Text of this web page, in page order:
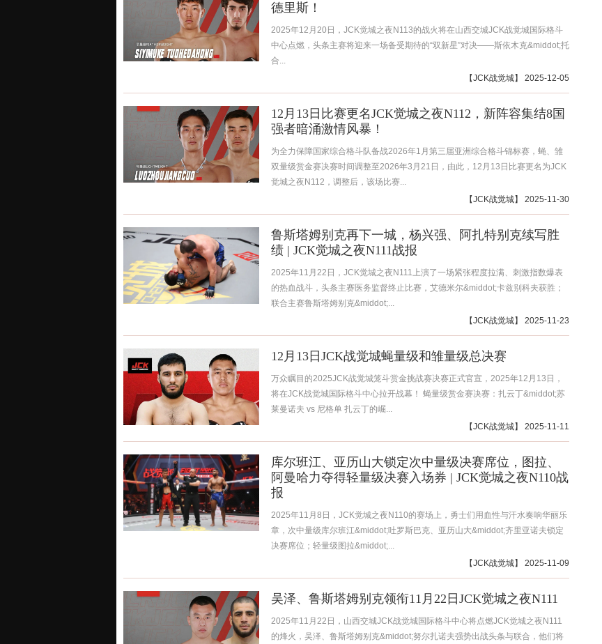
德里斯！
2025年12月20日，JCK觉城之夜N113的战火将在山西交城JCK战觉城国际格斗
中心点燃，头条主赛将迎来一场备受期待的“双新星”对决——斯依木克&middot;托
合...
【JCK战觉城】 2025-12-05
12月13日比赛更名JCK觉城之夜N112，新阵容集结8国
强者暗涌激情风暴！
为全力保障国家综合格斗队备战2026年1月第三届亚洲综合格斗锦标赛，蝇、雏
双量级赏金赛决赛时间调整至2026年3月21日，由此，12月13日比赛更名为JCK
觉城之夜N112，调整后，该场比赛...
【JCK战觉城】 2025-11-30
鲁斯塔姆别克再下一城，杨兴强、阿扎特别克续写胜
绩 | JCK觉城之夜N111战报
2025年11月22日，JCK觉城之夜N111上演了一场紧张程度拉满、刺激指数爆表
的热血战斗，头条主赛医务监督终止比赛，艾德米尔&middot;卡兹别科夫获胜；
联合主赛鲁斯塔姆别克&middot;...
【JCK战觉城】 2025-11-23
12月13日JCK战觉城蝇量级和雏量级总决赛
万众瞩目的2025JCK战觉城笼斗赏金挑战赛决赛正式官宣，2025年12月13日，
将在JCK战觉城国际格斗中心拉开战幕！ 蝇量级赏金赛决赛：扎云丁&middot;苏
莱曼诺夫 vs 尼格单 扎云丁的崛...
【JCK战觉城】 2025-11-11
库尔班江、亚历山大锁定次中量级决赛席位，图拉、
阿曼哈力夺得轻量级决赛入场券 | JCK觉城之夜N110战
报
2025年11月8日，JCK觉城之夜N110的赛场上，勇士们用血性与汗水奏响华丽乐
章，次中量级库尔班江&middot;吐罗斯巴克、亚历山大&middot;齐里亚诺夫锁定
决赛席位；轻量级图拉&middot;...
【JCK战觉城】 2025-11-09
吴泽、鲁斯塔姆别克领衔11月22日JCK觉城之夜N111
2025年11月22日，山西交城JCK战觉城国际格斗中心将点燃JCK觉城之夜N111
的烽火，吴泽、鲁斯塔姆别克&middot;努尔扎诺夫强势出战头条与联合，他们将